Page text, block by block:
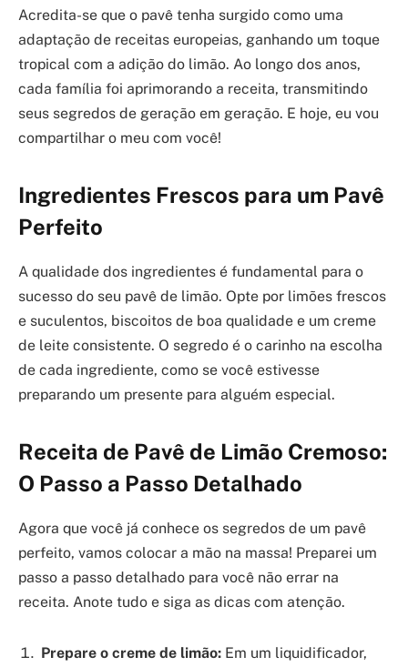
Acredita-se que o pavê tenha surgido como uma
adaptação de receitas europeias, ganhando um toque
tropical com a adição do limão. Ao longo dos anos,
cada família foi aprimorando a receita, transmitindo
seus segredos de geração em geração. E hoje, eu vou
compartilhar o meu com você!
Ingredientes Frescos para um Pavê
Perfeito
A qualidade dos ingredientes é fundamental para o
sucesso do seu pavê de limão. Opte por limões frescos
e suculentos, biscoitos de boa qualidade e um creme
de leite consistente. O segredo é o carinho na escolha
de cada ingrediente, como se você estivesse
preparando um presente para alguém especial.
Receita de Pavê de Limão Cremoso:
O Passo a Passo Detalhado
Agora que você já conhece os segredos de um pavê
perfeito, vamos colocar a mão na massa! Preparei um
passo a passo detalhado para você não errar na
receita. Anote tudo e siga as dicas com atenção.
Prepare o creme de limão: Em um liquidificador,